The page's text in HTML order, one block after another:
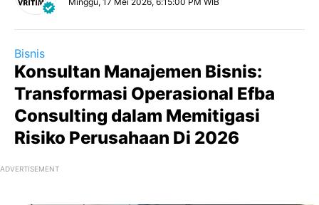
Bisnis
Konsultan Manajemen Bisnis:
Transformasi Operasional Efba
Consulting dalam Memitigasi
Risiko Perusahaan Di 2026
ADVERTISEMENT